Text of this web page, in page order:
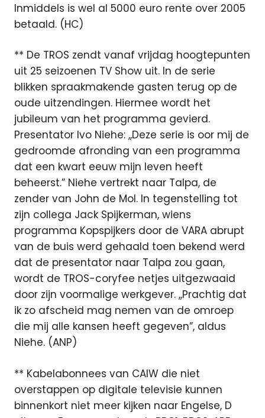
Inmiddels is wel al 5000 euro rente over 2005
betaald. (HC)
** De TROS zendt vanaf vrijdag hoogtepunten
uit 25 seizoenen TV Show uit. In de serie
blikken spraakmakende gasten terug op de
oude uitzendingen. Hiermee wordt het
jubileum van het programma gevierd.
Presentator Ivo Niehe: ,,Deze serie is oor mij de
gedroomde afronding van een programma
dat een kwart eeuw mijn leven heeft
beheerst.” Niehe vertrekt naar Talpa, de
zender van John de Mol. In tegenstelling tot
zijn collega Jack Spijkerman, wiens
programma Kopspijkers door de VARA abrupt
van de buis werd gehaald toen bekend werd
dat de presentator naar Talpa zou gaan,
wordt de TROS-coryfee netjes uitgezwaaid
door zijn voormalige werkgever. ,,Prachtig dat
ik zo afscheid mag nemen van de omroep
die mij alle kansen heeft gegeven”, aldus
Niehe. (ANP)
** Kabelabonnees van CAIW die niet
overstappen op digitale televisie kunnen
binnenkort niet meer kijken naar Engelse, D